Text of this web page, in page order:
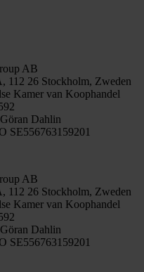
AB
112 26 Stockholm, Zweden
Kamer van Koophandel
Dahlin
SE556763159201
AB
112 26 Stockholm, Zweden
Kamer van Koophandel
Dahlin
SE556763159201